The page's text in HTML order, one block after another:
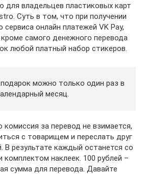
для владельцев пластиковых карт
Суть в том, что при получении
онлайн платежей VK Pay,
самого денежного перевода
любой платный набор стикеров.
можно только один раз в
месяц.
комиссия за перевод не взимается,
с товарищем и переслать друг
В результате каждый останется со
комплектом наклеек. 100 рублей –
сумма для перевода. Давайте